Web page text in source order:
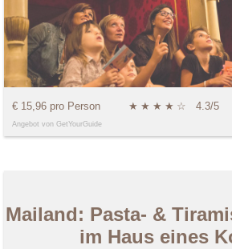
€ 15,96 pro Person ★ ★ ★ ★ ☆ 4.3/5
Angebot von GetYourGuide
Mailand: Pasta- &
im Haus eines